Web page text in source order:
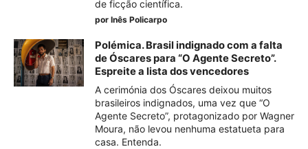
de ficção científica.
por Inês Policarpo
Polémica. Brasil indignado com a falta
de Óscares para “O Agente Secreto”.
Espreite a lista dos vencedores
A cerimónia dos Óscares deixou muitos
brasileiros indignados, uma vez que “O
Agente Secreto”, protagonizado por Wagner
Moura, não levou nenhuma estatueta para
casa. Entenda.